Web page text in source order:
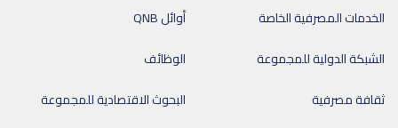
أوائل QNB
الخدمات المصرفية الخاصة
الوظائف
الشبكة الدولية للمجموعة
البحوث الاقتصادية للمجموعة
ثقافة مصرفية